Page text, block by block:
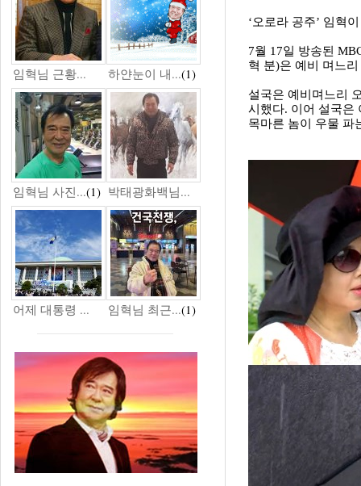
임혁님 근황... 하얀눈이 내...(1)
임혁님 사진...(1) 박태광화백님...
어제 대통령 ... 임혁님 최근...(1)
‘오로라 공주’ 임혁
7월 17일 방송된
혁 분)은 예비 며느
설국은 예비며느리
시했다. 이어 설국은
목마른 놈이 우물 파